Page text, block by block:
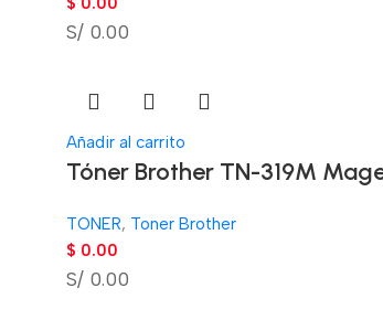
S/ 0.00
Añadir al carrito
Tóner Brother TN-319M
TONER, Toner Brother
$ 0.00
S/ 0.00